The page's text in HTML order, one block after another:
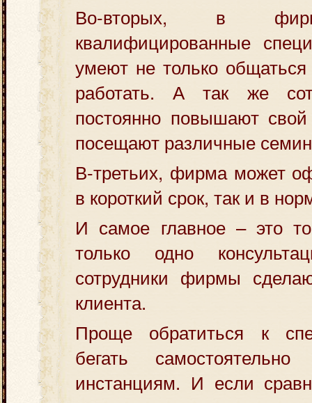
Во-вторых, в
квалифицированные
умеют не только
работать. А так же
постоянно повышают
посещают различные
В-третьих, фирма может
в короткий срок, так и в
И самое главное – это
только одно
сотрудники фирмы
клиента.
Проще обратиться к
бегать
инстанциям. И если